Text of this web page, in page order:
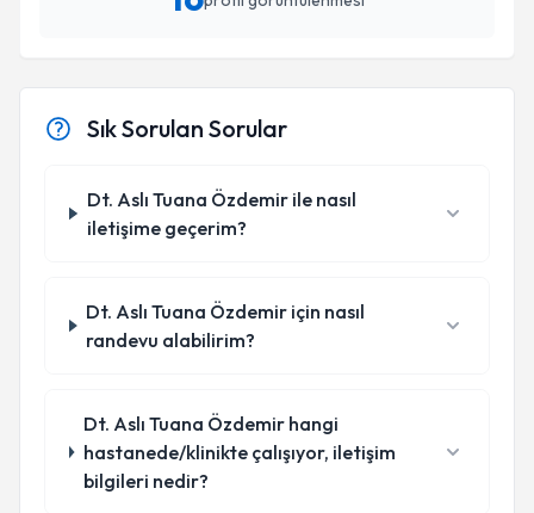
Sık Sorulan Sorular
Dt. Aslı Tuana Özdemir ile nasıl
iletişime geçerim?
Dt. Aslı Tuana Özdemir için nasıl
randevu alabilirim?
Dt. Aslı Tuana Özdemir hangi
hastanede/klinikte çalışıyor, iletişim
bilgileri nedir?